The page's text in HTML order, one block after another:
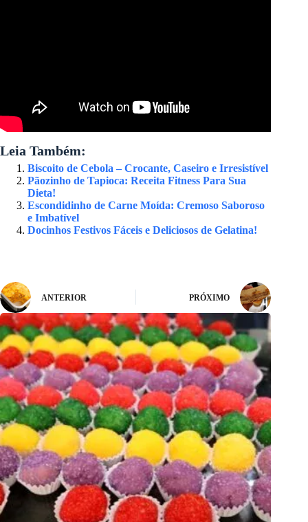
Leia Também:
Biscoito de Cebola – Crocante, Caseiro e Irresistível
Pãozinho de Tapioca: Receita Fitness Para Sua
Dieta!
Escondidinho de Carne Moída: Cremoso Saboroso
e Imbatível
Docinhos Festivos Fáceis e Deliciosos de Gelatina!
ANTERIOR PRÓXIMO